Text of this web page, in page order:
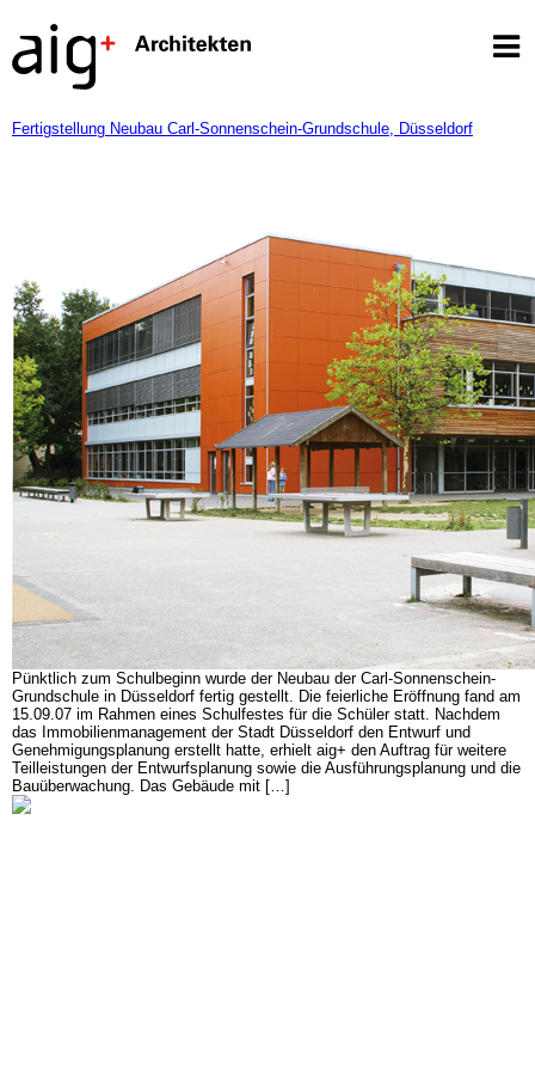
Fertigstellung Neubau Carl-Sonnenschein-Grundschule, Düsseldorf
Pünktlich zum Schulbeginn wurde der Neubau der Carl-Sonnenschein-
Grundschule in Düsseldorf fertig gestellt. Die feierliche Eröffnung fand am
15.09.07 im Rahmen eines Schulfestes für die Schüler statt. Nachdem
das Immobilienmanagement der Stadt Düsseldorf den Entwurf und
Genehmigungsplanung erstellt hatte, erhielt aig+ den Auftrag für weitere
Teilleistungen der Entwurfsplanung sowie die Ausführungsplanung und die
Bauüberwachung. Das Gebäude mit […]